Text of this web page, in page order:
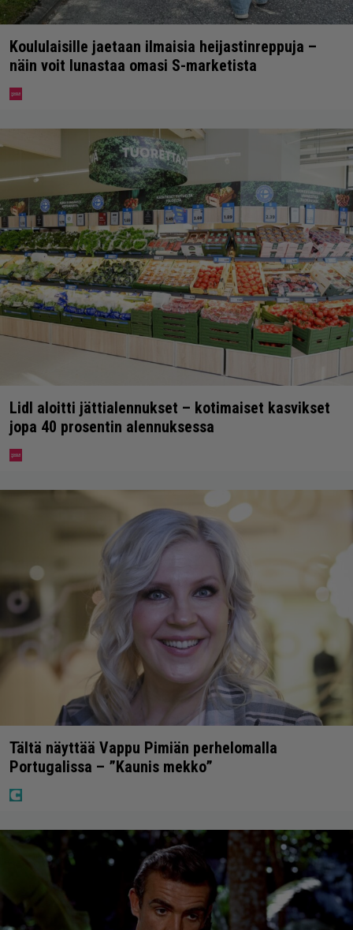
Koululaisille jaetaan ilmaisia heijastinreppuja –
näin voit lunastaa omasi S-marketista
Lidl aloitti jättialennukset – kotimaiset kasvikset
jopa 40 prosentin alennuksessa
Tältä näyttää Vappu Pimiän perhelomalla
Portugalissa – ”Kaunis mekko”